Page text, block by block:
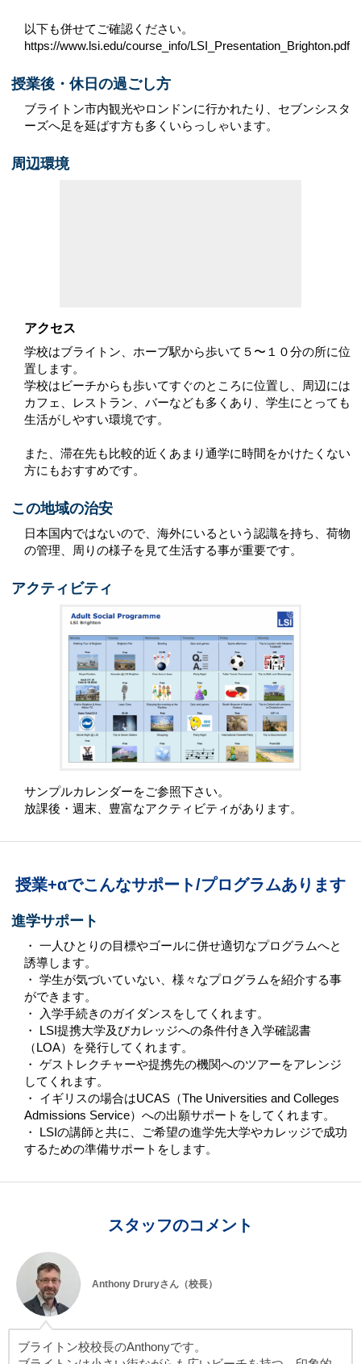
以下も併せてご確認ください。
https://www.lsi.edu/course_info/LSI_Presentation_Brighton.pdf
授業後・休日の過ごし方
ブライトン市内観光やロンドンに行かれたり、セブンシスタ
ーズへ足を延ばす方も多くいらっしゃいます。
周辺環境
アクセス
学校はブライトン、ホーブ駅から歩いて５〜１０分の所に位
置します。
学校はビーチからも歩いてすぐのところに位置し、周辺には
カフェ、レストラン、バーなども多くあり、学生にとっても
生活がしやすい環境です。
また、滞在先も比較的近くあまり通学に時間をかけたくない
方にもおすすめです。
この地域の治安
日本国内ではないので、海外にいるという認識を持ち、荷物
の管理、周りの様子を見て生活する事が重要です。
アクティビティ
サンプルカレンダーをご参照下さい。
放課後・週末、豊富なアクティビティがあります。
授業+αでこんなサポート/プログラムあります
進学サポート
・ 一人ひとりの目標やゴールに併せ適切なプログラムへと
誘導します。
・ 学生が気づいていない、様々なプログラムを紹介する事
ができます。
・ 入学手続きのガイダンスをしてくれます。
・ LSI提携大学及びカレッジへの条件付き入学確認書
（LOA）を発行してくれます。
・ ゲストレクチャーや提携先の機関へのツアーをアレンジ
してくれます。
・ イギリスの場合はUCAS（The Universities and Colleges
Admissions Service）への出願サポートをしてくれます。
・ LSIの講師と共に、ご希望の進学先大学やカレッジで成功
するための準備サポートをします。
スタッフのコメント
Anthony Druryさん（校長）
ブライトン校校長のAnthonyです。